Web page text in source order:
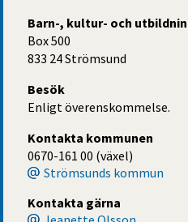
Barn-, kultur- och
Box 500
833 24 Strömsund
Besök
Enligt överenskommelse.
Kontakta kommunen
0670-161 00 (växel)
Strömsunds kommun
Kontakta gärna